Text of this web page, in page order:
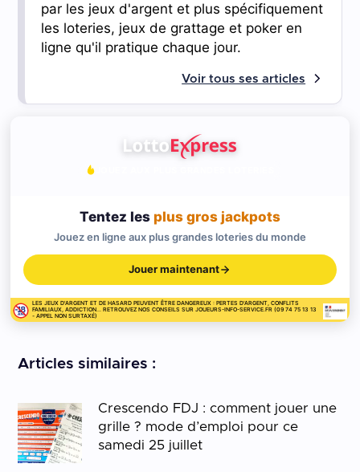
par les jeux d'argent et plus spécifiquement
les loteries, jeux de grattage et poker en
ligne qu'il pratique chaque jour.
Voir tous ses articles
Tentez les plus gros jackpots
Jouez en ligne aux plus grandes loteries du monde
Jouer maintenant
LES JEUX D'ARGENT ET DE HASARD PEUVENT ÊTRE DANGEREUX : PERTES D'ARGENT, CONFLITS
FAMILIAUX, ADDICTION... RETROUVEZ NOS CONSEILS SUR JOUEURS-INFO-SERVICE.FR (09 74 75 13 13
- APPEL NON SURTAXÉ)
Articles similaires :
Crescendo FDJ : comment jouer une
grille ? mode d’emploi pour ce
samedi 25 juillet